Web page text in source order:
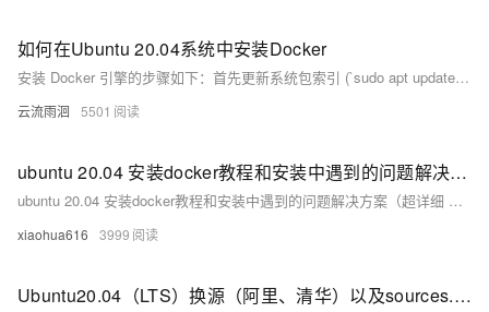
如何在Ubuntu 20.04系统中安装Docker
安装 Docker 引擎的步骤如下：首先更新系统包索引 (`sudo apt update`)，安装必要依赖包 (`apt-transport-https` 等)，添加 Docker 官方 GPG 密钥及 APT 仓库。接着再次更新包索引并安装 Docker 引擎及相关工具 (`docker-ce` 等)。最后启动 Docker 服务并设置开机自启，通过 `docker --version` 和运行测试容器 (`sudo docker run hello-world`) 验证安装是否成功。
云流雨洄 5501
ubuntu 20.04 安装docker教程和安装中遇到的问题解决方案（超详细 附加图文教程）
ubuntu 20.04 安装docker教程和安装中遇到的问题解决方案（超详细 附加图文教程）
xiaohua616 3999
Ubuntu20.04（LTS）换源（阿里、清华）以及sources.list分享